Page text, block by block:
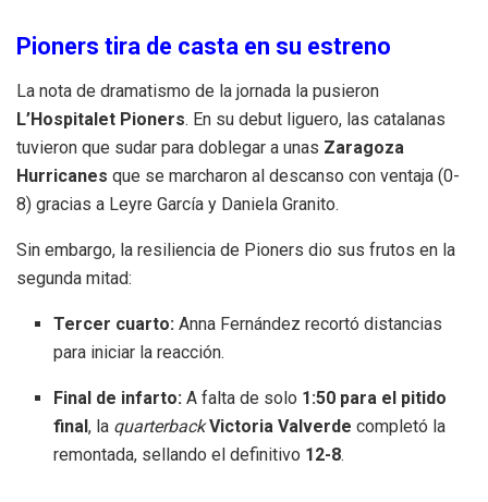
Pioners tira de casta en su estreno
La nota de dramatismo de la jornada la pusieron
L’Hospitalet Pioners. En su debut liguero, las catalanas
tuvieron que sudar para doblegar a unas Zaragoza
Hurricanes que se marcharon al descanso con ventaja (0-
8) gracias a Leyre García y Daniela Granito.
Sin embargo, la resiliencia de Pioners dio sus frutos en la
segunda mitad:
Tercer cuarto: Anna Fernández recortó distancias
para iniciar la reacción.
Final de infarto: A falta de solo 1:50 para el pitido
final, la quarterback Victoria Valverde completó la
remontada, sellando el definitivo 12-8.